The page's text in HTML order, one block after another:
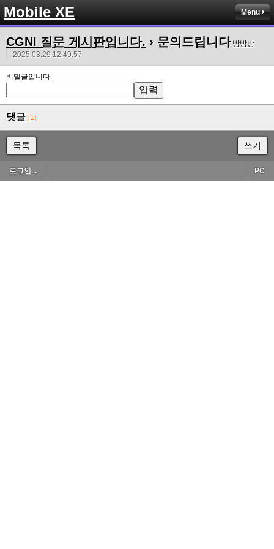
Mobile XE Menu
CGNI 질문 게시판입니다. › 문의드립니다 방방방
2025.03.29 12:49:57
비밀글입니다.
댓글 [1]
목록 쓰기
로그인... PC